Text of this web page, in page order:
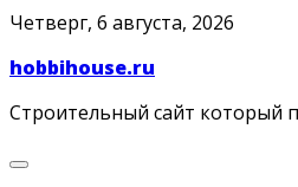
Skip
content
Четверг, 6 августа, 2026
hobbihouse.ru
Строительный сайт который